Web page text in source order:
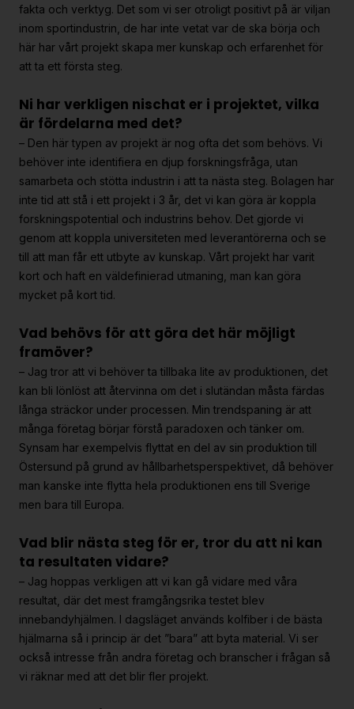
fakta och verktyg. Det som vi ser otroligt positivt på är viljan
inom sportindustrin, de har inte vetat var de ska börja och
här har vårt projekt skapa mer kunskap och erfarenhet för
att ta ett första steg.
Ni har verkligen nischat er i projektet, vilka
är fördelarna med det?
– Den här typen av projekt är nog ofta det som behövs. Vi
behöver inte identifiera en djup forskningsfråga, utan
samarbeta och stötta industrin i att ta nästa steg. Bolagen har
inte tid att stå i ett projekt i 3 år, det vi kan göra är koppla
forskningspotential och industrins behov. Det gjorde vi
genom att koppla universiteten med leverantörerna och se
till att man får ett utbyte av kunskap. Vårt projekt har varit
kort och haft en väldefinierad utmaning, man kan göra
mycket på kort tid.
Vad behövs för att göra det här möjligt
framöver?
– Jag tror att vi behöver ta tillbaka lite av produktionen, det
kan bli lönlöst att återvinna om det i slutändan måsta färdas
långa sträckor under processen. Min trendspaning är att
många företag börjar förstå paradoxen och tänker om.
Synsam har exempelvis flyttat en del av sin produktion till
Östersund på grund av hållbarhetsperspektivet, då behöver
man kanske inte flytta hela produktionen ens till Sverige
men bara till Europa.
Vad blir nästa steg för er, tror du att ni kan
ta resultaten vidare?
– Jag hoppas verkligen att vi kan gå vidare med våra
resultat, där det mest framgångsrika testet blev
innebandyhjälmen. I dagsläget används kolfiber i de bästa
hjälmarna så i princip är det ”bara” att byta material. Vi ser
också intresse från andra företag och branscher i frågan så
vi räknar med att det blir fler projekt.